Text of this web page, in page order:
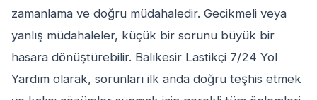
zamanlama ve doğru müdahaledir. Gecikmeli veya
yanlış müdahaleler, küçük bir sorunu büyük bir
hasara dönüştürebilir. Balıkesir Lastikçi 7/24 Yol
Yardım olarak, sorunları ilk anda doğru teşhis etmek